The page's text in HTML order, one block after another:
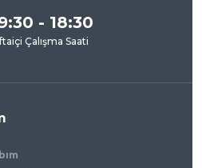
- 18:30
Çalışma Saati